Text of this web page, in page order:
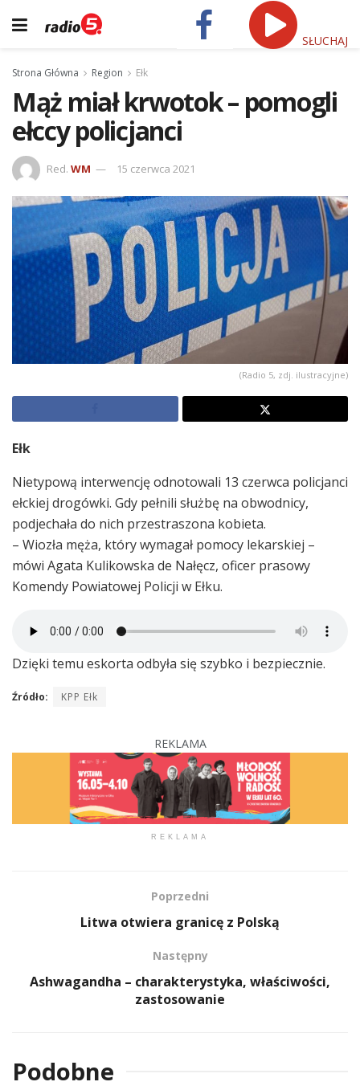
SŁUCHAJ
Strona Główna Region Ełk
Mąż miał krwotok – pomogli
ełccy policjanci
Red. WM 15 czerwca 2021
(Radio 5, zdj. ilustracyjne)
Ełk
Nietypową interwencję odnotowali 13 czerwca policjanci
ełckiej drogówki. Gdy pełnili służbę na obwodnicy,
podjechała do nich przestraszona kobieta.
– Wiozła męża, który wymagał pomocy lekarskiej –
mówi Agata Kulikowska de Nałęcz, oficer prasowy
Komendy Powiatowej Policji w Ełku.
Dzięki temu eskorta odbyła się szybko i bezpiecznie.
Źródło: KPP Ełk
REKLAMA
REKLAMA
Poprzedni
Litwa otwiera granicę z Polską
Następny
Ashwagandha – charakterystyka, właściwości,
zastosowanie
Podobne